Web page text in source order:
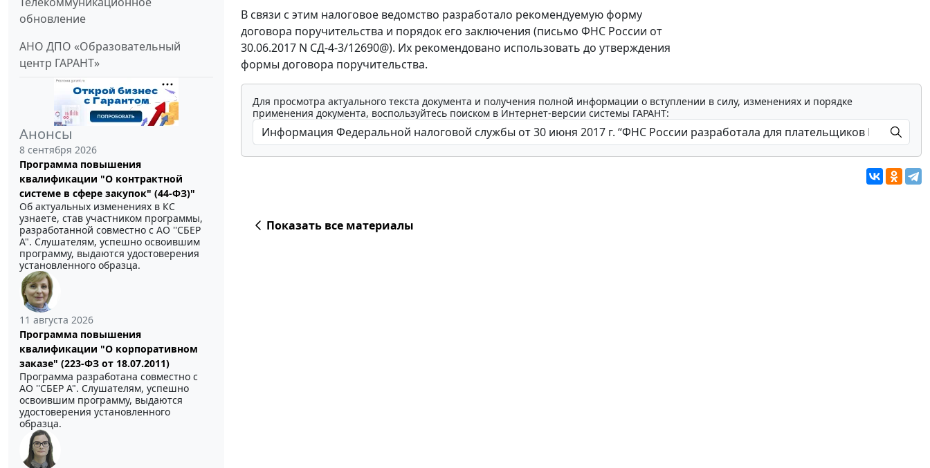
обновление
АНО ДПО «Образовательный
центр ГАРАНТ»
Анонсы
8 сентября 2026
Программа повышения
квалификации "О контрактной
системе в сфере закупок" (44-ФЗ)"
Об актуальных изменениях в КС
узнаете, став участником программы,
разработанной совместно с АО ''СБЕР
А". Слушателям, успешно освоившим
программу, выдаются удостоверения
установленного образца.
11 августа 2026
Программа повышения
квалификации "О корпоративном
заказе" (223-ФЗ от 18.07.2011)
Программа разработана совместно с
АО ''СБЕР А". Слушателям, успешно
освоившим программу, выдаются
удостоверения установленного
образца.
В связи с этим налоговое ведомство разработало рекомендуемую форму
договора поручительства и порядок его заключения (письмо ФНС России от
30.06.2017 N СД-4-3/12690@). Их рекомендовано использовать до утверждения
формы договора поручительства.
Для просмотра актуального текста документа и получения полной информации о вступлении в силу, изменениях и порядке
применения документа, воспользуйтесь поиском в Интернет-версии системы ГАРАНТ:
Показать все материалы